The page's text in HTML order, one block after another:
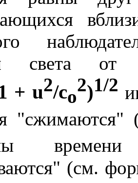
света от
+ u2/co
2)1/2
(см.